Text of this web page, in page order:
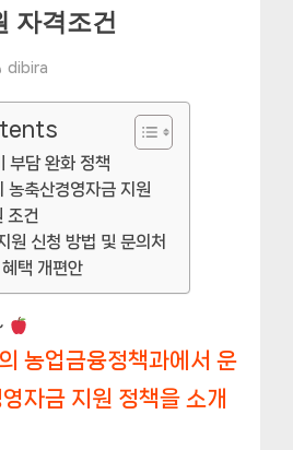
자격조건
By
dibira
부담 완화 정책
농축산경영자금 지원
조건
원 신청 방법 및 문의처
택 개편안
농업금융정책과에서 운
자금 지원 정책을 소개